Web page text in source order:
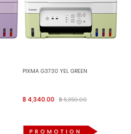
PIXMA G3730 YEL GREEN
฿ 4,340.00 ฿ 5,350.00